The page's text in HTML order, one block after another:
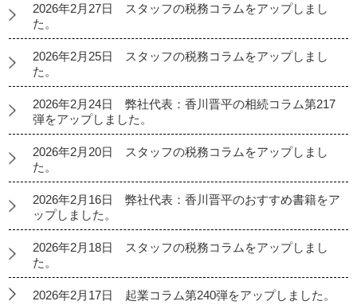
2026年2月27日 スタッフの税務コラムをアップしまし
た。
2026年2月25日 スタッフの税務コラムをアップしまし
た。
2026年2月24日 弊社代表：香川晋平の相続コラム第217
弾をアップしました。
2026年2月20日 スタッフの税務コラムをアップしまし
た。
2026年2月16日 弊社代表：香川晋平のおすすめ書籍をア
ップしました。
2026年2月18日 スタッフの税務コラムをアップしまし
た。
2026年2月17日 起業コラム第240弾をアップしました。